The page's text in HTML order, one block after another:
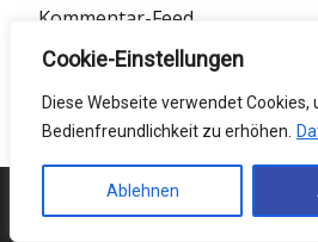
Cookie-Einstellungen
Diese Webseite verwendet Cookies,
Bedienfreundlichkeit zu erhöhen.
Ablehnen
Kommentar-Feed
WordPress.org